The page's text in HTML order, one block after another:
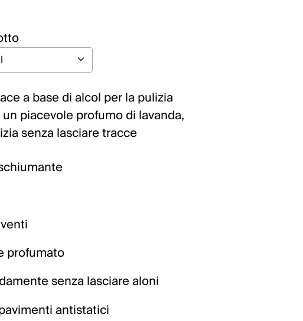
a base di alcol per la pulizia
piacevole profumo di lavanda,
senza lasciare tracce
profumato
senza lasciare aloni
antistatici